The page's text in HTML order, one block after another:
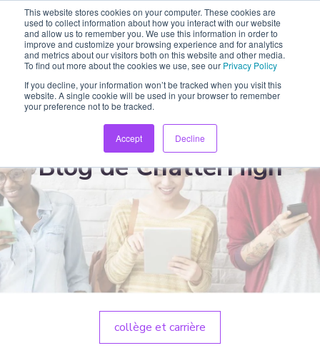
This website stores cookies on your computer. These cookies are
used to collect information about how you interact with our website
and allow us to remember you. We use this information in order to
improve and customize your browsing experience and for analytics
and metrics about our visitors both on this website and other media.
To find out more about the cookies we use, see our Privacy Policy
If you decline, your information won’t be tracked when you visit this
website. A single cookie will be used in your browser to remember
your preference not to be tracked.
Accept Decline
Blog de ChatterHigh
collège et carrière